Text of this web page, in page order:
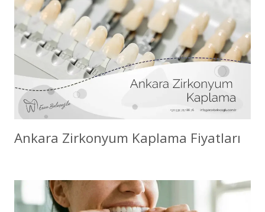
Ankara Zirkonyum Kaplama Fiyatları